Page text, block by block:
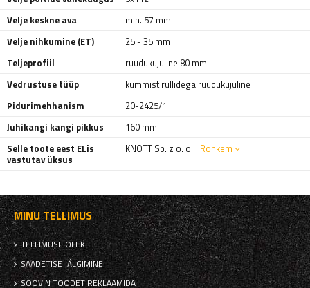
Velje keskne ava
min. 57 mm
Velje nihkumine (ET)
25 - 35 mm
Teljeprofiil
ruudukujuline 80 mm
Vedrustuse tüüp
kummist rullidega ruudukujuline
Pidurimehhanism
20-2425/1
Juhikangi kangi pikkus
160 mm
Selle toote eest ELis
vastutav üksus
KNOTT Sp. z o. o. Rohkem
MINU TELLIMUS
TELLIMUSE OLEK
SAADETISE JÄLGIMINE
SOOVIN TOODET REKLAAMIDA